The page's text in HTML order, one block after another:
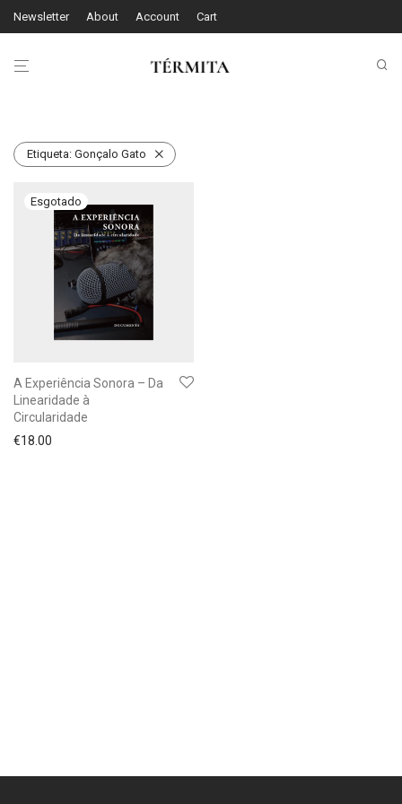
Newsletter About Account Cart
Etiqueta: Gonçalo Gato
A Experiência Sonora – Da
Linearidade à
Circularidade
€18.00